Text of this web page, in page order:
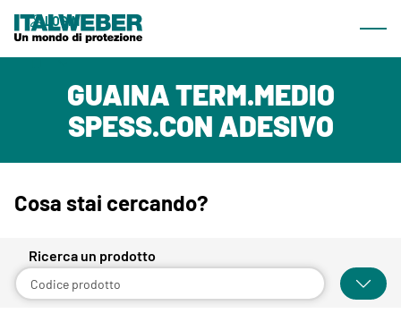
LOGIN
Prodotti
Catalogo sfogliabile
Area Download
Chi siamo
News & Eventi
GUAINA TERM.MEDIO
SPESS.CON ADESIVO
Cosa stai cercando?
Ricerca un prodotto